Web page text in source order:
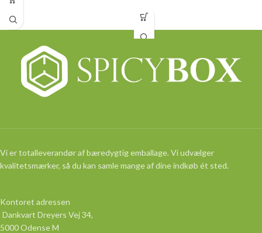
Vi er totalleverandør af bæredygtig emballage. Vi udvælger
kvalitetsmærker, så du kan samle mange af dine indkøb ét sted.
Kontoret adressen
Dankvart Dreyers Vej 34,
5000 Odense M